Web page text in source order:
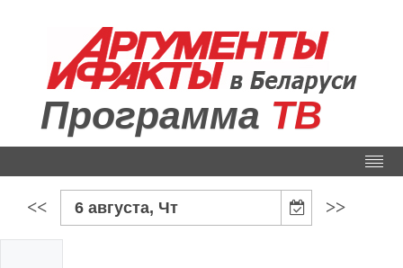
Программа ТВ
<< 6 августа, Чт >>